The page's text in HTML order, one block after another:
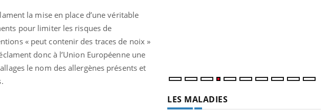
la mise en place d’une véritable
pour limiter les risques de
« peut contenir des traces de noix »
donc à l’Union Européenne une
le nom des allergènes présents et
LES MALADIES